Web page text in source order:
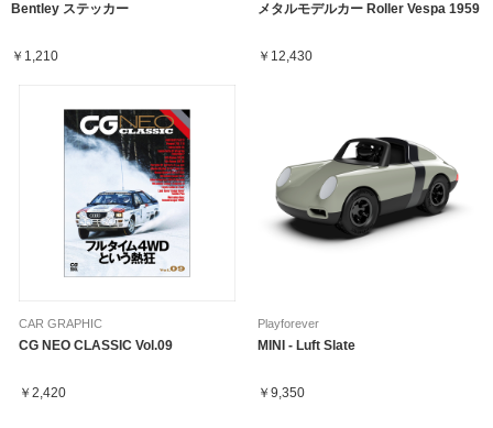
Bentley ステッカー
￥1,210
メタルモデルカー Roller Vespa 1959
￥12,430
CAR GRAPHIC
CG NEO CLASSIC Vol.09
￥2,420
Playforever
MINI - Luft Slate
￥9,350